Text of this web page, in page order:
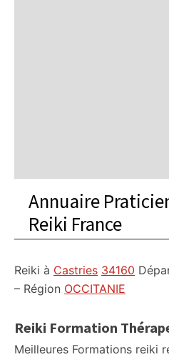
Annuaire
Reiki France
Reiki à Castries 34160
– Région OCCITANIE
Reiki Formation
Meilleures Formations reiki